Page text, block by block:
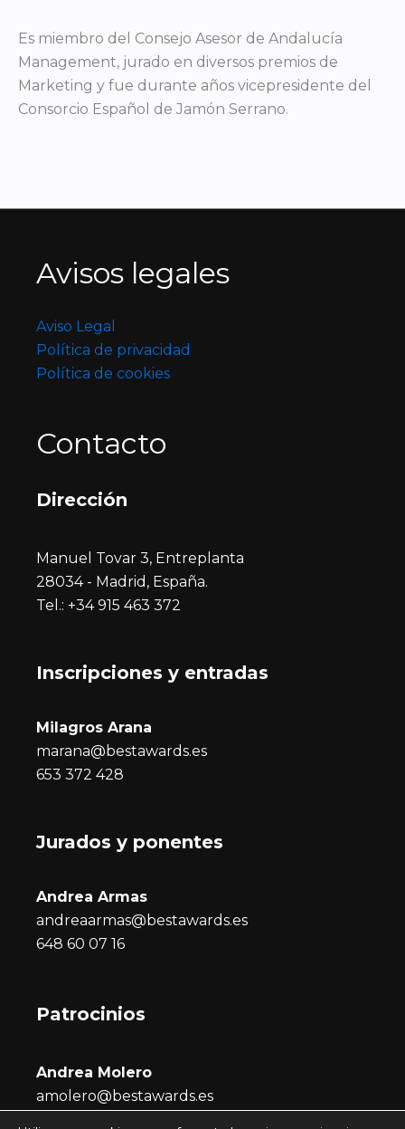
Es miembro del Consejo Asesor de Andalucía
Management, jurado en diversos premios de
Marketing y fue durante años vicepresidente del
Consorcio Español de Jamón Serrano.
Avisos legales
Aviso Legal
Política de privacidad
Política de cookies
Contacto
Dirección
Manuel Tovar 3, Entreplanta
28034 - Madrid, España.
Tel.: +34 915 463 372
Inscripciones y entradas
Milagros Arana
marana@bestawards.es
653 372 428
Jurados y ponentes
Andrea Armas
andreaarmas@bestawards.es
648 60 07 16
Patrocinios
Andrea Molero
amolero@bestawards.es